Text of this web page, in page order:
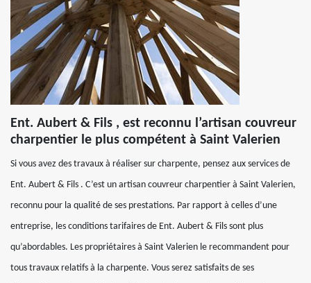
Ent. Aubert & Fils , est reconnu l’artisan couvreur
charpentier le plus compétent à Saint Valerien
Si vous avez des travaux à réaliser sur charpente, pensez aux services de
Ent. Aubert & Fils . C’est un artisan couvreur charpentier à Saint Valerien,
reconnu pour la qualité de ses prestations. Par rapport à celles d’une
entreprise, les conditions tarifaires de Ent. Aubert & Fils sont plus
qu’abordables. Les propriétaires à Saint Valerien le recommandent pour
tous travaux relatifs à la charpente. Vous serez satisfaits de ses